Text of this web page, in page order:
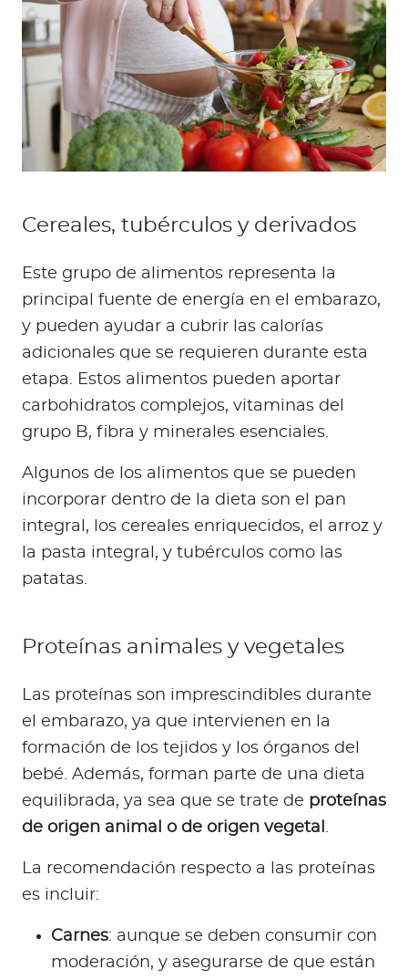
Cereales, tubérculos y derivados
Este grupo de alimentos representa la
principal fuente de energía en el embarazo,
y pueden ayudar a cubrir las calorías
adicionales que se requieren durante esta
etapa. Estos alimentos pueden aportar
carbohidratos complejos, vitaminas del
grupo B, fibra y minerales esenciales.
Algunos de los alimentos que se pueden
incorporar dentro de la dieta son el pan
integral, los cereales enriquecidos, el arroz y
la pasta integral, y tubérculos como las
patatas.
Proteínas animales y vegetales
Las proteínas son imprescindibles durante
el embarazo, ya que intervienen en la
formación de los tejidos y los órganos del
bebé. Además, forman parte de una dieta
equilibrada, ya sea que se trate de proteínas
de origen animal o de origen vegetal .
La recomendación respecto a las proteínas
es incluir:
Carnes: aunque se deben consumir con
moderación, y asegurarse de que están